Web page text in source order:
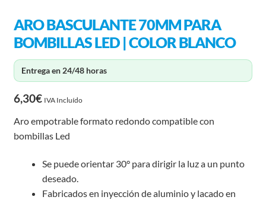
ARO BASCULANTE 70MM PARA
BOMBILLAS LED | COLOR BLANCO
Entrega en 24/48 horas
6,30€ IVA Incluído
Aro empotrable formato redondo compatible con
bombillas Led
Se puede orientar 30° para dirigir la luz a un punto
deseado.
Fabricados en inyección de aluminio y lacado en